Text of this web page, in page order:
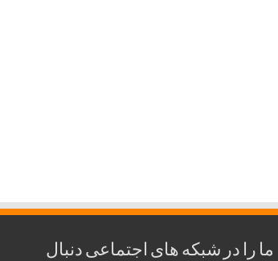
ما را در شبکه های اجتماعی دنبال